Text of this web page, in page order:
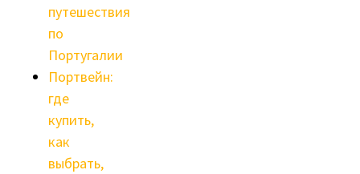
путешествия
по
Португалии
Портвейн:
где
купить,
как
выбрать,